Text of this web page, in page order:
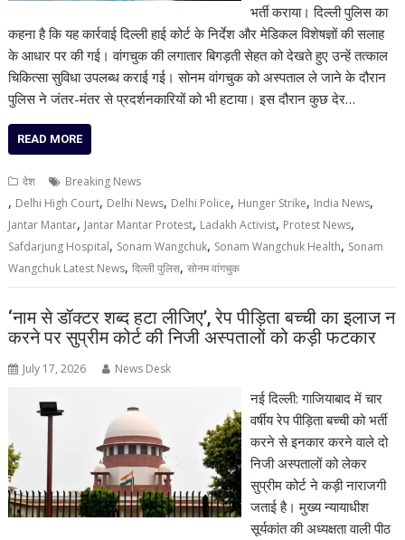
भर्ती कराया। दिल्ली पुलिस का
कहना है कि यह कार्रवाई दिल्ली हाई कोर्ट के निर्देश और मेडिकल विशेषज्ञों की सलाह
के आधार पर की गई। वांगचुक की लगातार बिगड़ती सेहत को देखते हुए उन्हें तत्काल
चिकित्सा सुविधा उपलब्ध कराई गई। सोनम वांगचुक को अस्पताल ले जाने के दौरान
पुलिस ने जंतर-मंतर से प्रदर्शनकारियों को भी हटाया। इस दौरान कुछ देर…
READ MORE
देश Breaking News
, Delhi High Court, Delhi News, Delhi Police, Hunger Strike, India News,
Jantar Mantar, Jantar Mantar Protest, Ladakh Activist, Protest News,
Safdarjung Hospital, Sonam Wangchuk, Sonam Wangchuk Health, Sonam
Wangchuk Latest News,दिल्ली पुलिस,सोनम वांगचुक
‘नाम से डॉक्टर शब्द हटा लीजिए’, रेप पीड़िता बच्ची का इलाज न
करने पर सुप्रीम कोर्ट की निजी अस्पतालों को कड़ी फटकार
July 17, 2026 News Desk
नई दिल्ली: गाजियाबाद में चार
वर्षीय रेप पीड़िता बच्ची को भर्ती
करने से इनकार करने वाले दो
निजी अस्पतालों को लेकर
सुप्रीम कोर्ट ने कड़ी नाराजगी
जताई है। मुख्य न्यायाधीश
सूर्यकांत की अध्यक्षता वाली पीठ